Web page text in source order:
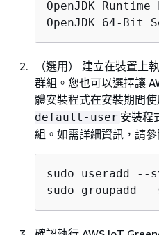
OpenJDK
OpenJDK 64-Bit
（選用） 建立在裝置上
群組。您也可以選擇讓
體安裝程式在安裝期間使
default-user 安裝程
組。如需詳細資訊，請參
sudo useradd --
sudo groupadd --